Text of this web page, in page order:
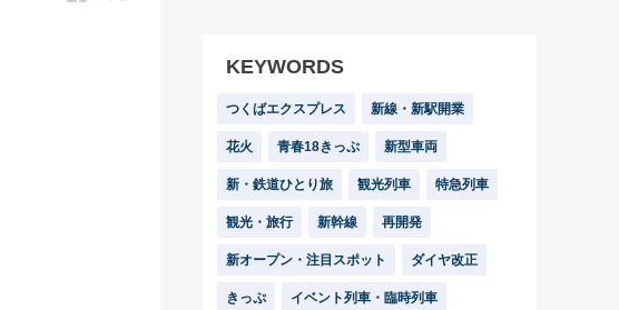
KEYWORDS
つくばエクスプレス 新線・新駅開業
花火 青春18きっぷ 新型車両
新・鉄道ひとり旅 観光列車 特急列車
観光・旅行 新幹線 再開発
新オープン・注目スポット ダイヤ改正
きっぷ イベント列車・臨時列車